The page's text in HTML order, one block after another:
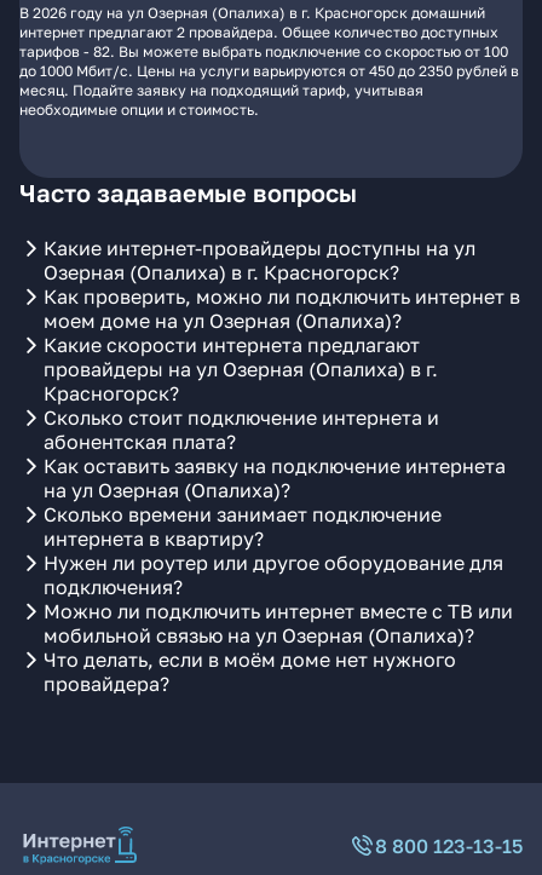
В 2026 году на ул Озерная (Опалиха) в г. Красногорск домашний
интернет предлагают 2 провайдера. Общее количество доступных
тарифов - 82. Вы можете выбрать подключение со скоростью от 100
до 1000 Мбит/с. Цены на услуги варьируются от 450 до 2350 рублей в
месяц. Подайте заявку на подходящий тариф, учитывая
необходимые опции и стоимость.
Часто задаваемые вопросы
Какие интернет-провайдеры доступны на ул
Озерная (Опалиха) в г. Красногорск?
Как проверить, можно ли подключить интернет в
моем доме на ул Озерная (Опалиха)?
Какие скорости интернета предлагают
провайдеры на ул Озерная (Опалиха) в г.
Красногорск?
Сколько стоит подключение интернета и
абонентская плата?
Как оставить заявку на подключение интернета
на ул Озерная (Опалиха)?
Сколько времени занимает подключение
интернета в квартиру?
Нужен ли роутер или другое оборудование для
подключения?
Можно ли подключить интернет вместе с ТВ или
мобильной связью на ул Озерная (Опалиха)?
Что делать, если в моём доме нет нужного
провайдера?
8 800 123-13-15